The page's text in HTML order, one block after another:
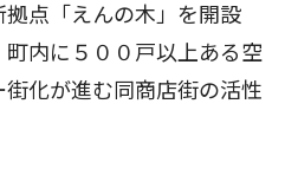
点「えんの木」を開設
内に５００戸以上ある空
化が進む同商店街の活性